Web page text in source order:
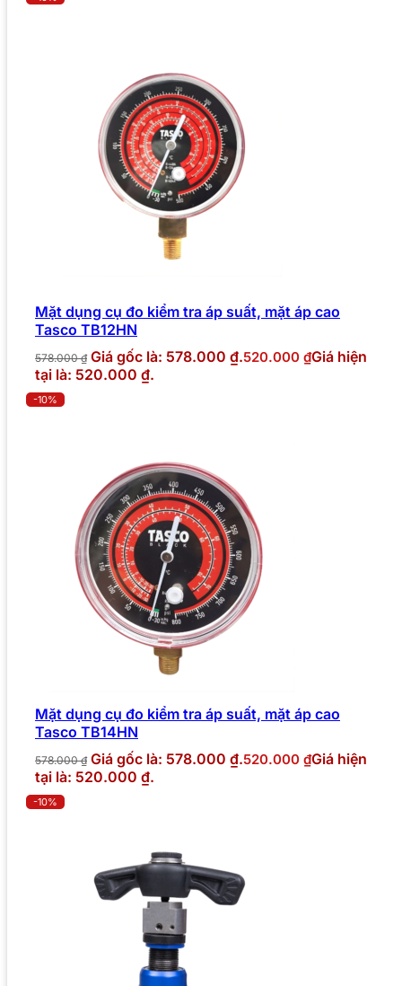
Mặt dụng cụ đo kiểm tra áp suất, mặt áp cao
Tasco TB12HN
578.000₫ Giá gốc là: 578.000 ₫.520.000 ₫Giá hiện
tại là: 520.000 ₫.
-10%
Mặt dụng cụ đo kiểm tra áp suất, mặt áp cao
Tasco TB14HN
578.000₫ Giá gốc là: 578.000 ₫.520.000 ₫Giá hiện
tại là: 520.000 ₫.
-10%